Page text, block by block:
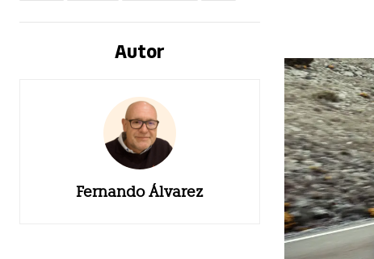
Autor
Fernando Álvarez